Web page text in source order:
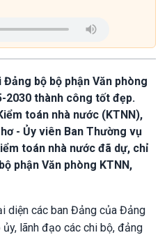
bộ bộ phận Văn phòng
2030 thành công tốt đẹp.
toán nhà nước (KTNN),
- Ủy viên Ban Thường vụ
toán nhà nước đã dự, chỉ
phận Văn phòng KTNN,
diện các ban Đảng của Đảng
lãnh đạo các chi bộ, đảng